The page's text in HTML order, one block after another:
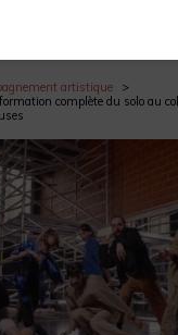
artistique
complète du solo au